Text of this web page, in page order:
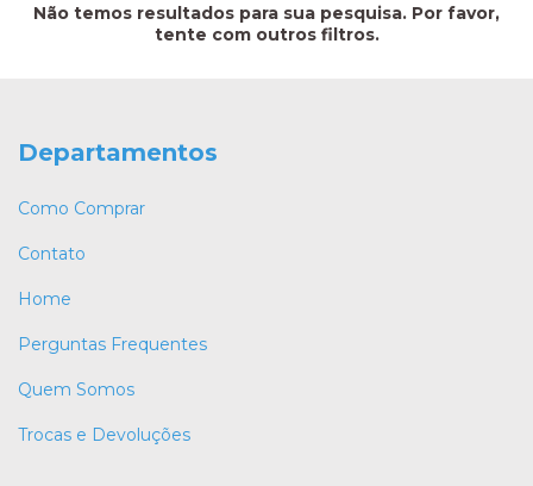
Não temos resultados para sua pesquisa. Por favor,
tente com outros filtros.
Departamentos
Como Comprar
Contato
Home
Perguntas Frequentes
Quem Somos
Trocas e Devoluções